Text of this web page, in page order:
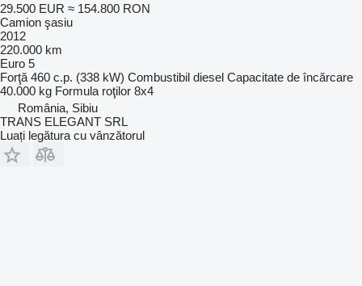
29.500 EUR ≈ 154.800 RON
Camion şasiu
2012
220.000 km
Euro 5
Forţă 460 c.p. (338 kW) Combustibil diesel Capacitate de încărcare
40.000 kg Formula roţilor 8x4
România, Sibiu
TRANS ELEGANT SRL
Luați legătura cu vânzătorul